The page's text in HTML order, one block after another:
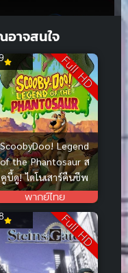
อาจสนใจ
Full HD
ScoobyDoo! Legend
of the Phantosaur ส
คูบี้ดู! ไดโนเสาร์คืนชีพ
พากย์ไทย
Full HD